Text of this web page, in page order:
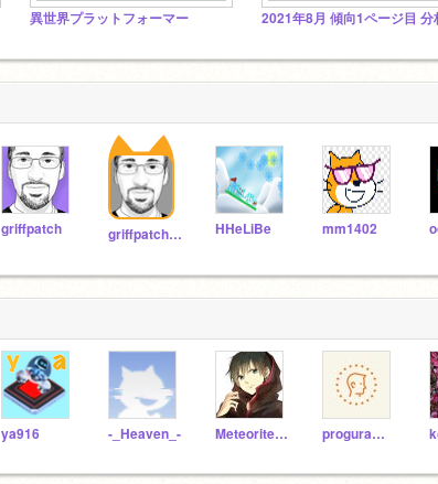
異世界プラットフォーマー
griffpatch griffpatch_tutor HHeLiBe mm1402
ya916 -_Heaven_- Meteorite0429 proguraminngudaisuki